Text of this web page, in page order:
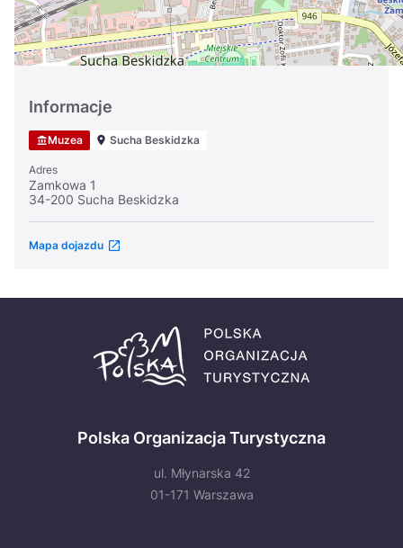
Informacje
Muzea Sucha Beskidzka
Adres
Zamkowa 1
34-200 Sucha Beskidzka
Mapa dojazdu
Polska Organizacja Turystyczna
ul. Młynarska 42
01-171 Warszawa